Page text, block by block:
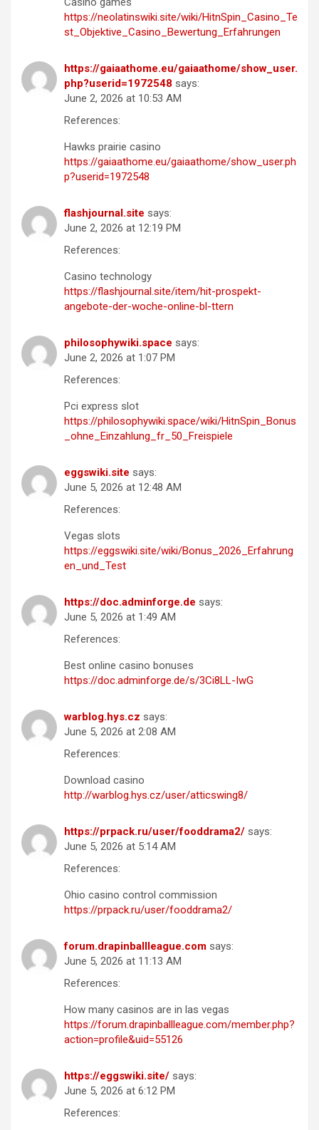
https://neolatinswiki.site/wiki/HitnSpin_Casino_Te
st_Objektive_Casino_Bewertung_Erfahrungen
https://gaiaathome.eu/gaiaathome/show_user.
php?userid=1972548 says:
June 2, 2026 at 10:53 AM
References:
Hawks prairie casino
https://gaiaathome.eu/gaiaathome/show_user.ph
p?userid=1972548
flashjournal.site says:
June 2, 2026 at 12:19 PM
References:
Casino technology
https://flashjournal.site/item/hit-prospekt-
angebote-der-woche-online-bl-ttern
philosophywiki.space says:
June 2, 2026 at 1:07 PM
References:
Pci express slot
https://philosophywiki.space/wiki/HitnSpin_Bonus
_ohne_Einzahlung_fr_50_Freispiele
eggswiki.site says:
June 5, 2026 at 12:48 AM
References:
Vegas slots
https://eggswiki.site/wiki/Bonus_2026_Erfahrung
en_und_Test
https://doc.adminforge.de says:
June 5, 2026 at 1:49 AM
References:
Best online casino bonuses
https://doc.adminforge.de/s/3Ci8LL-IwG
warblog.hys.cz says:
June 5, 2026 at 2:08 AM
References:
Download casino
http://warblog.hys.cz/user/atticswing8/
https://prpack.ru/user/fooddrama2/ says:
June 5, 2026 at 5:14 AM
References:
Ohio casino control commission
https://prpack.ru/user/fooddrama2/
forum.drapinballleague.com says:
June 5, 2026 at 11:13 AM
References:
How many casinos are in las vegas
https://forum.drapinballleague.com/member.php?
action=profile&uid=55126
https://eggswiki.site/ says:
June 5, 2026 at 6:12 PM
References: